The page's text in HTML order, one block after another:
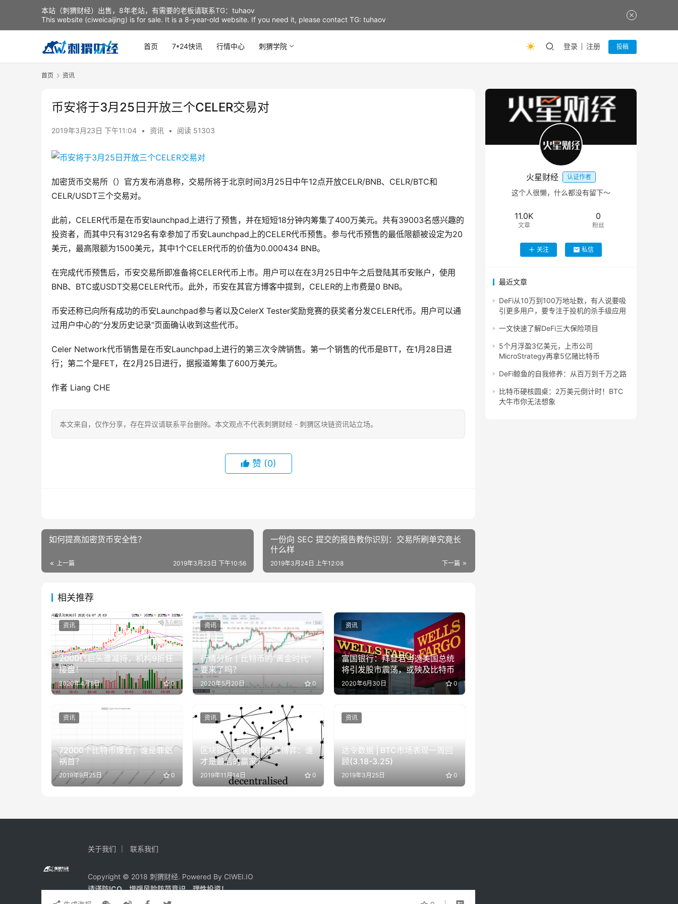
首页 7*24快讯 行情中心 刺猬学院 登录 注册 投稿
首页 资讯
币安将于3月25日开放三个CELER交易对
2019年3月23日 下午11:04 • 资讯 • 阅读 51303
加密货币交易所（）官方发布消息称，交易所将于北京时间3月25日中午12点开放CELR/BNB、CELR/BTC和
CELR/USDT三个交易对。
此前，CELER代币是在币安launchpad上进行了预售，并在短短18分钟内筹集了400万美元。共有39003名感兴趣的
投资者，而其中只有3129名有幸参加了币安Launchpad上的CELER代币预售。参与代币预售的最低限额被设定为20
美元，最高限额为1500美元，其中1个CELER代币的价值为0.000434 BNB。
在完成代币预售后，币安交易所即准备将CELER代币上市。用户可以在在3月25日中午之后登陆其币安账户，使用
BNB、BTC或USDT交易CELER代币。此外，币安在其官方博客中提到，CELER的上市费是0 BNB。
币安还称已向所有成功的币安Launchpad参与者以及CelerX Tester奖励竞赛的获奖者分发CELER代币。用户可以通
过用户中心的“分发历史记录”页面确认收到这些代币。
Celer Network代币销售是在币安Launchpad上进行的第三次令牌销售。第一个销售的代币是BTT，在1月28日进
行；第二个是FET，在2月25日进行，据报道筹集了600万美元。
作者 Liang CHE
本文来自 ，仅作分享，存在异议请联系平台删除。本文观点不代表刺猬财经 - 刺猬区块链资讯站立场。
赞 (0)
如何提高加密货币安全性？
上一篇 2019年3月23日 下午10:56
一份向 SEC 提交的报告教你识别：交易所刷单究竟长
什么样
下一篇
2019年3月24日 上午12:08
相关推荐
2000亿巨头遭减持，机构9折狂
接盘！
2020年4月8日 0
资讯
行情分析丨比特币的“黄金时代”
要来了吗？
2020年5月20日 0
资讯
富国银行：拜登若当选美国总统
将引发股市震荡，或殃及比特币
2020年6月30日 0
资讯
72000个比特币爆仓，谁是罪魁
祸首？
2019年9月25日 0
资讯
区块链与互联网的信息博弈：谁
才是最后的赢家？
2019年11月14日 0
资讯
达令数据 | BTC市场表现一周回
顾(3.18-3.25)
2019年3月25日 0
资讯
火星财经 认证作者
这个人很懒，什么都没有留下～
11.0K
文章
0
粉丝
关注 私信
最近文章
DeFi从10万到100万地址数，有人说要吸
引更多用户，要专注于投机的杀手级应用
一文快速了解DeFi三大保险项目
5个月浮盈3亿美元，上市公司
MicroStrategy再拿5亿赌比特币
DeFi鲸鱼的自我修养：从百万到千万之路
比特币硬核圆桌：2万美元倒计时！BTC
大牛市你无法想象
关于我们 联系我们
Copyright © 2018 刺猬财经. Powered By CIWEI.IO
请谨防ICO、增强风险防范意识，理性投资！
本站（刺猬财经）出售，8年老站，有需要的老板请联系TG：tuhaov
This website (ciweicaijing) is for sale. It is a 8-year-old website. If you need it, please contact TG: tuhaov